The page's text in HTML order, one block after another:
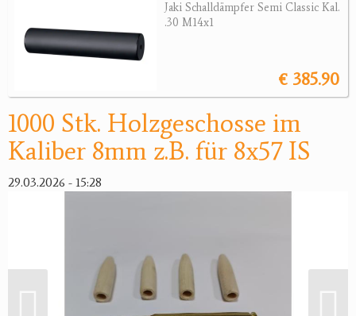
Zubehör
Bücher, Videos
Antikes
Jaki Schalldämpfer Semi Classic Kal.
.30 M14x1
€ 385.90
1000 Stk. Holzgeschosse im
Kaliber 8mm z.B. für 8x57 IS
29.03.2026 - 15:28